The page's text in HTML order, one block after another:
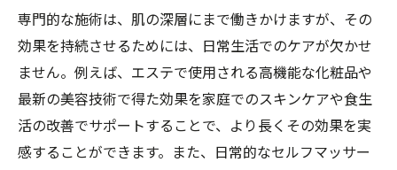
専門的な施術は、肌の深層にまで働きかけますが、その
効果を持続させるためには、日常生活でのケアが欠かせ
ません。例えば、エステで使用される高機能な化粧品や
最新の美容技術で得た効果を家庭でのスキンケアや食生
活の改善でサポートすることで、より長くその効果を実
感することができます。また、日常的なセルフマッサー